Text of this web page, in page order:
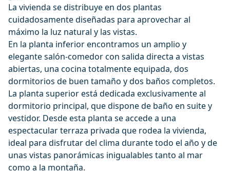
La vivienda se distribuye en dos plantas
cuidadosamente diseñadas para aprovechar al
máximo la luz natural y las vistas.
En la planta inferior encontramos un amplio y
elegante salón-comedor con salida directa a vistas
abiertas, una cocina totalmente equipada, dos
dormitorios de buen tamaño y dos baños completos.
La planta superior está dedicada exclusivamente al
dormitorio principal, que dispone de baño en suite y
vestidor. Desde esta planta se accede a una
espectacular terraza privada que rodea la vivienda,
ideal para disfrutar del clima durante todo el año y de
unas vistas panorámicas inigualables tanto al mar
como a la montaña.